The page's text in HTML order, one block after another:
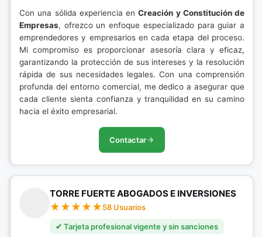
Con una sólida experiencia enCreación y Constitución de
Empresas, ofrezco un enfoque especializado para guiar a
emprendedores y empresarios en cada etapa del proceso.
Mi compromiso es proporcionar asesoría clara y eficaz,
garantizando la protección de sus intereses y la resolución
rápida de sus necesidades legales. Con una comprensión
profunda del entorno comercial, me dedico a asegurar que
cada cliente sienta confianza y tranquilidad en su camino
hacia el éxito empresarial.
Contactar
TORRE FUERTE ABOGADOS E INVERSIONES
58 Usuarios
✔ Tarjeta profesional vigente y sin sanciones